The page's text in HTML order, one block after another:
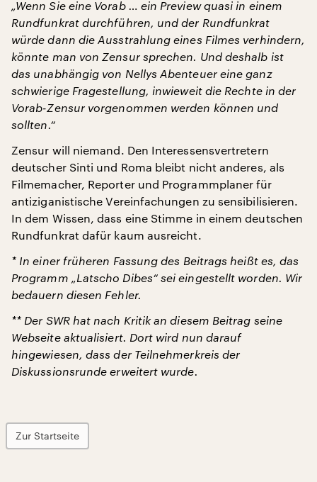
„Wenn Sie eine Vorab … ein Preview quasi in einem
Rundfunkrat durchführen, und der Rundfunkrat
würde dann die Ausstrahlung eines Filmes verhindern,
könnte man von Zensur sprechen. Und deshalb ist
das unabhängig von Nellys Abenteuer eine ganz
schwierige Fragestellung, inwieweit die Rechte in der
Vorab-Zensur vorgenommen werden können und
sollten.“
Zensur will niemand. Den Interessensvertretern
deutscher Sinti und Roma bleibt nicht anderes, als
Filmemacher, Reporter und Programmplaner für
antiziganistische Vereinfachungen zu sensibilisieren.
In dem Wissen, dass eine Stimme in einem deutschen
Rundfunkrat dafür kaum ausreicht.
* In einer früheren Fassung des Beitrags heißt es, das
Programm „Latscho Dibes“ sei eingestellt worden. Wir
bedauern diesen Fehler.
** Der SWR hat nach Kritik an diesem Beitrag seine
Webseite aktualisiert. Dort wird nun darauf
hingewiesen, dass der Teilnehmerkreis der
Diskussionsrunde erweitert wurde.
Zur Startseite